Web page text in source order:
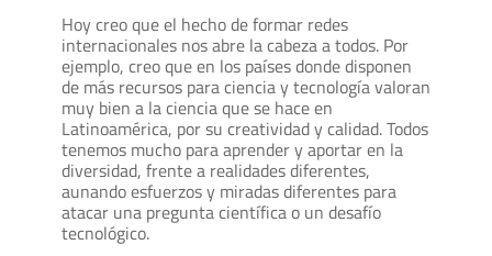
Hoy creo que el hecho de formar redes
internacionales nos abre la cabeza a todos. Por
ejemplo, creo que en los países donde disponen
de más recursos para ciencia y tecnología valoran
muy bien a la ciencia que se hace en
Latinoamérica, por su creatividad y calidad. Todos
tenemos mucho para aprender y aportar en la
diversidad, frente a realidades diferentes,
aunando esfuerzos y miradas diferentes para
atacar una pregunta científica o un desafío
tecnológico.